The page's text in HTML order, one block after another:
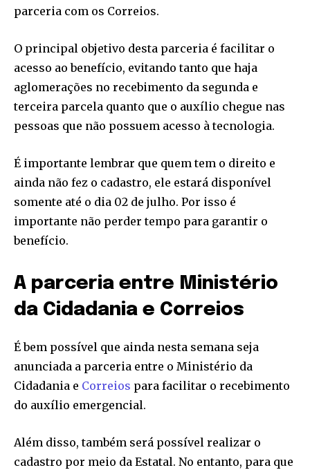
parceria com os Correios.
O principal objetivo desta parceria é facilitar o
acesso ao benefício, evitando tanto que haja
aglomerações no recebimento da segunda e
terceira parcela quanto que o auxílio chegue nas
pessoas que não possuem acesso à tecnologia.
É importante lembrar que quem tem o direito e
ainda não fez o cadastro, ele estará disponível
somente até o dia 02 de julho. Por isso é
importante não perder tempo para garantir o
benefício.
A parceria entre Ministério
da Cidadania e Correios
É bem possível que ainda nesta semana seja
anunciada a parceria entre o Ministério da
Cidadania e Correios para facilitar o recebimento
do auxílio emergencial.
Além disso, também será possível realizar o
cadastro por meio da Estatal. No entanto, para que